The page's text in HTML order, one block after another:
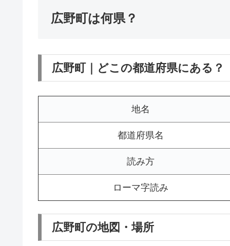
広野町は何県？
広野町｜どこの都道府県にある？
地名
都道府県名
読み方
ローマ字読み
広野町の地図・場所